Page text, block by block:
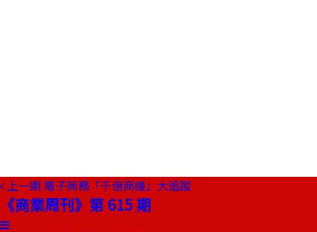
上一期 電子商務「千億商機」大追蹤
《商業周刊》第 615 期